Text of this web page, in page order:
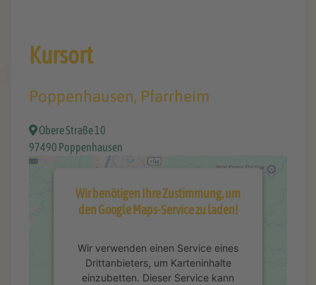
Kursort
Poppenhausen, Pfarrheim
Obere Straße 10
97490 Poppenhausen
Wir benötigen Ihre Zustimmung, um
den Google Maps-Service zu laden!
Wir verwenden einen Service eines
Drittanbieters, um Karteninhalte
einzubetten. Dieser Service kann